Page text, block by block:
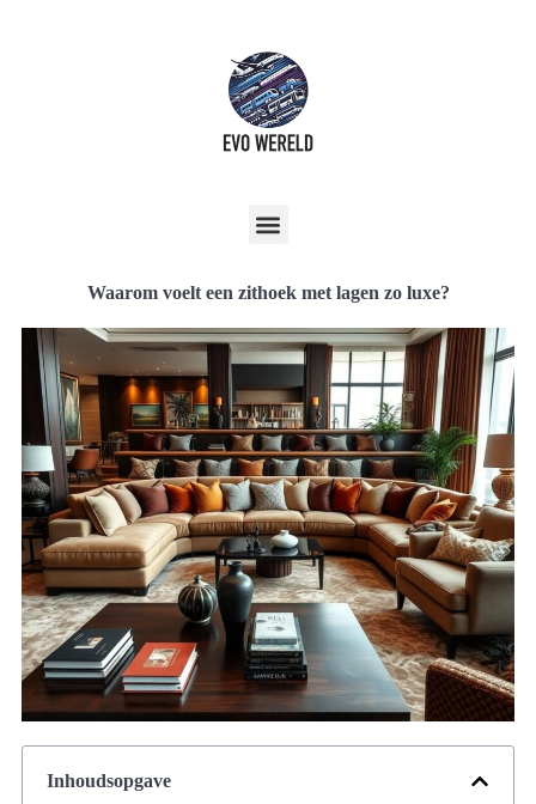
Waarom voelt een zithoek met lagen zo luxe?
Inhoudsopgave